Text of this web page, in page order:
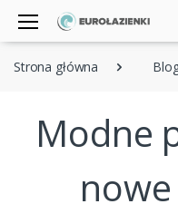
Strona główna
Modne